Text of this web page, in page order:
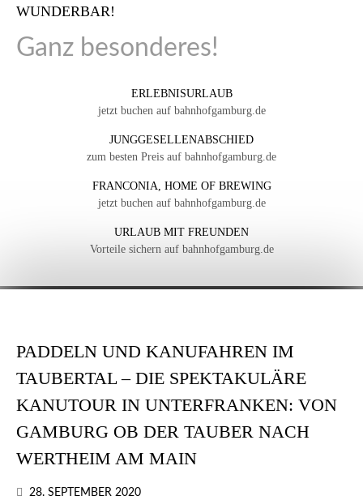
WUNDERBAR!
Ganz besonderes!
ERLEBNISURLAUB
jetzt buchen auf bahnhofgamburg.de
JUNGGESELLENABSCHIED
zum besten Preis auf bahnhofgamburg.de
FRANCONIA, HOME OF BREWING
jetzt buchen auf bahnhofgamburg.de
URLAUB MIT FREUNDEN
Vorteile sichern auf bahnhofgamburg.de
PADDELN UND KANUFAHREN IM
TAUBERTAL – DIE SPEKTAKULÄRE
KANUTOUR IN UNTERFRANKEN: VON
GAMBURG OB DER TAUBER NACH
WERTHEIM AM MAIN
28. SEPTEMBER 2020